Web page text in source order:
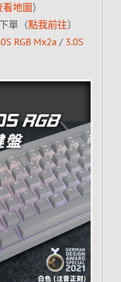
看地圖）
單（點我前往）
RGB Mx2a / 3.0S